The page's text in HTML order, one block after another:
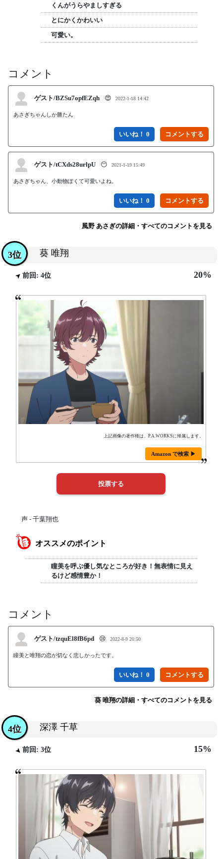
くんがうらやましすぎる
とにかくかわいい
可愛い。
コメント
ゲスト/BZSu7opfEZqh 😍 2022-1-18 14:42
あさぎちゃんしか勝たん
いいね！ 0
ゲスト/tCXds28urlpU 😶 2021-1-19 15:49
あさぎちゃん、小動物ぽくて可愛いよね。
いいね！ 0
風野 あさぎの詳細・すべてのコメントを見る
葵 唯翔
3位
前回: 4位 20%
上記画像の著作権は、P.A.WORKSに帰属します。
Amazon で検索 ▶
声 - 千葉翔也
オススメのポイント
瞳美を呼ぶ優し気なところが好き！無表情に見え
るけど感情豊か！
コメント
ゲスト/tzquEl8fB6pd 😢 2022-8-9 20:50
瞳美と唯翔の恋が切なく悲しかったです。
いいね！ 0
葵 唯翔の詳細・すべてのコメントを見る
深澤 千草
4位
前回: 3位 15%